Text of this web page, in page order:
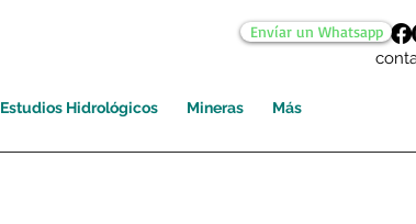
Estudios Hidrológicos Mineras Más
Envíar un Whatsapp